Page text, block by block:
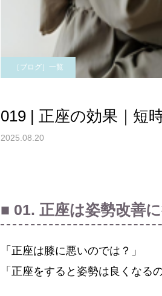
［ブログ］一覧
019 | 正座の効果｜短
2025.08.20
■ 01. 正座は姿勢改善
「正座は膝に悪いのでは？」
「正座をすると姿勢は良くなるの